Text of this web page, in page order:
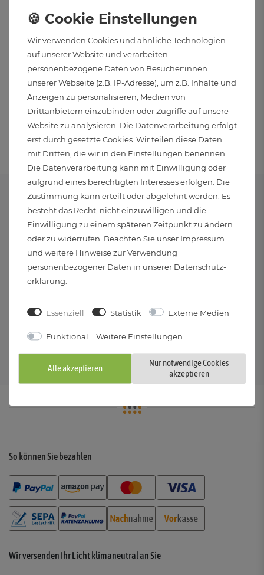
VIROK LED Bodeneinbaustrahler
eckig IP67 befahrbar 3CCT Lichtfarbe
warm neutral kalt GX53 230V 3W
34,95 € *
IN DEN WARENKORB
Wir verwenden Cookies und ähnliche Technologien
auf unserer Website und verarbeiten
personenbezogene Daten von Besucher:innen
unserer Webseite (z.B. IP-Adresse), um z.B. Inhalte und
Anzeigen zu personalisieren, Medien von
Drittanbietern einzubinden oder Zugriffe auf unsere
Website zu analysieren. Die Datenverarbeitung erfolgt
erst durch gesetzte Cookies. Wir teilen diese Daten
mit Dritten, die wir in den Einstellungen benennen.
Die Datenverarbeitung kann mit Einwilligung oder
aufgrund eines berechtigten Interesses erfolgen. Die
Zustimmung kann erteilt oder abgelehnt werden. Es
besteht das Recht, nicht einzuwilligen und die
Einwilligung zu einem späteren Zeitpunkt zu ändern
oder zu widerrufen. Beachten Sie unser Impressum
und weitere Hinweise zur Verwendung
personenbezogener Daten in unserer Daten­schutz­
erklärung
Essenziell Statistik Externe Medien
Funktional Weitere Einstellungen
Alle akzeptieren
Nur notwendige Cookies
akzeptieren
RABATT
4 % Rabatt ab 150 €
6 % Rabatt ab 500 €
VERSAND
Versand innerhalb
von 24 Stunden (Mo-Fr)
Kostenloser Versand
innerhalb DE ab 29 €
RÜCKVERSAND
30 Tage Rückgaberecht
mit kostenlosem Rückversand
So können Sie bezahlen
Wir versenden Ihr Licht klimaneutral an Sie